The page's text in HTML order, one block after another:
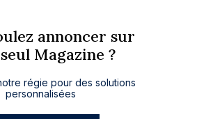
annoncer sur
Magazine ?
régie pour des solutions
personnalisées